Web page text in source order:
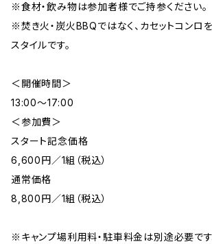
※食材・飲み物は参加者様でご持参ください。
※焚き火・炭火BBQではなく、カセットコンロ
スタイルです。
＜開催時間＞
13:00〜17:00
＜参加費＞
スタート記念価格
6,600円／1組（税込）
通常価格
8,800円／1組（税込）
※キャンプ場利用料・駐車料金は別途必要です